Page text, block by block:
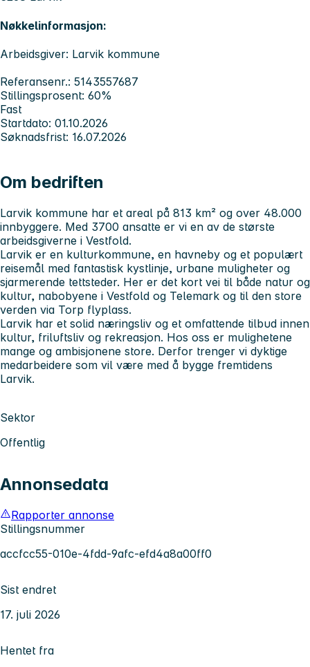
Nøkkelinformasjon:
Arbeidsgiver: Larvik kommune
Referansenr.: 5143557687
Stillingsprosent: 60%
Fast
Startdato: 01.10.2026
Søknadsfrist: 16.07.2026
Om bedriften
Larvik kommune har et areal på 813 km² og over 48.000
innbyggere. Med 3700 ansatte er vi en av de største
arbeidsgiverne i Vestfold.
Larvik er en kulturkommune, en havneby og et populært
reisemål med fantastisk kystlinje, urbane muligheter og
sjarmerende tettsteder. Her er det kort vei til både natur og
kultur, nabobyene i Vestfold og Telemark og til den store
verden via Torp flyplass.
Larvik har et solid næringsliv og et omfattende tilbud innen
kultur, friluftsliv og rekreasjon. Hos oss er mulighetene
mange og ambisjonene store. Derfor trenger vi dyktige
medarbeidere som vil være med å bygge fremtidens
Larvik.
Sektor
Offentlig
Annonsedata
Rapporter annonse
Stillingsnummer
accfcc55-010e-4fdd-9afc-efd4a8a00ff0
Sist endret
17. juli 2026
Hentet fra